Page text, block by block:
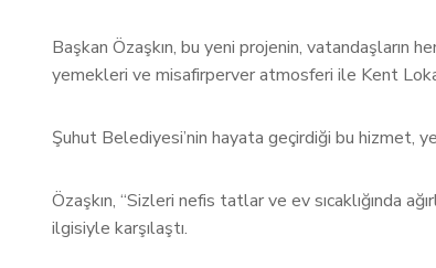
Başkan Özaşkın, bu yeni projenin,
yemekleri ve misafirperver atmosferi ile Kent
Şuhut Belediyesi’nin hayata geçirdiği bu hizmet,
Özaşkın, “Sizleri nefis tatlar ve ev sıcaklığında
ilgisiyle karşılaştı.